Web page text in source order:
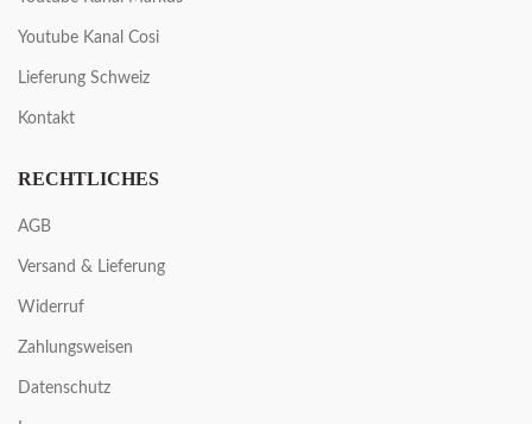
Youtube Kanal Cosi
Lieferung Schweiz
Kontakt
RECHTLICHES
AGB
Versand & Lieferung
Widerruf
Zahlungsweisen
Datenschutz